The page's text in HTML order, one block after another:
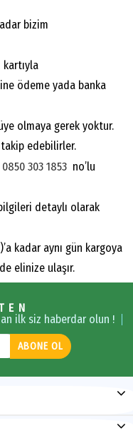
bizim
kartıyla
ödeme yada banka
olmaya gerek yoktur.
edebilirler.
0850 303 1853 no’lu
detaylı olarak
kadar aynı gün kargoya
elinize ulaşır.
ilk siz haberdar olun !
ABONE OL